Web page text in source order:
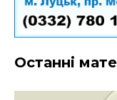
Останні